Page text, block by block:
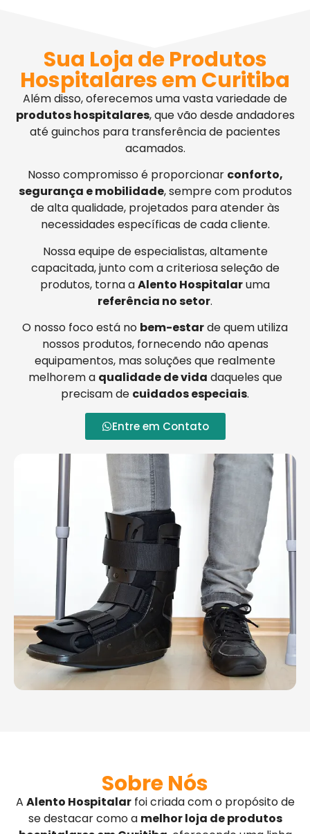
Sua Loja de Produtos
Hospitalares em Curitiba
Além disso, oferecemos uma vasta variedade de
produtos hospitalares, que vão desde andadores
até guinchos para transferência de pacientes
acamados.
Nosso compromisso é proporcionar conforto,
segurança e mobilidade, sempre com produtos
de alta qualidade, projetados para atender às
necessidades específicas de cada cliente.
Nossa equipe de especialistas, altamente
capacitada, junto com a criteriosa seleção de
produtos, torna aAlento Hospitalaruma
referência no setor.
O nosso foco está no bem-estarde quem utiliza
nossos produtos, fornecendo não apenas
equipamentos, mas soluções que realmente
melhorem a qualidade de vida daqueles que
precisam de cuidados especiais.
Entre em Contato
Sobre Nós
A Alento Hospitalarfoi criada com o propósito de
se destacar como a melhor loja de produtos